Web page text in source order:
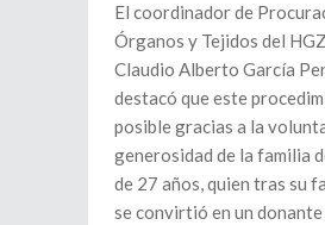
El coordinador de
Órganos y Tejidos del
Claudio Alberto García
destacó que este
posible gracias a la
generosidad de la familia
de 27 años, quien tras su
se convirtió en un donante